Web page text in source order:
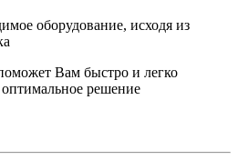
оборудование, исходя из
Вам быстро и легко
решение